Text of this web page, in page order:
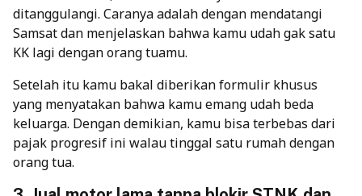
ditanggulangi. Caranya adalah dengan mendatangi
Samsat dan menjelaskan bahwa kamu udah gak satu
KK lagi dengan orang tuamu.
Setelah itu kamu bakal diberikan formulir khusus
yang menyatakan bahwa kamu emang udah beda
keluarga. Dengan demikian, kamu bisa terbebas dari
pajak progresif ini walau tinggal satu rumah dengan
orang tua.